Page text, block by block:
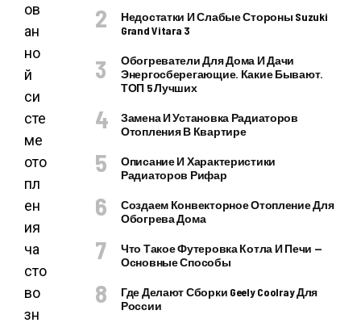
ов
ан
но
й
си
сте
ме
ото
пл
ен
ия
ча
сто
во
зн
Недостатки И Слабые Стороны Suzuki
Grand Vitara 3
Обогреватели Для Дома И Дачи
Энергосберегающие. Какие Бывают.
ТОП 5 Лучших
Замена И Установка Радиаторов
Отопления В Квартире
Описание И Характеристики
Радиаторов Рифар
Создаем Конвекторное Отопление Для
Обогрева Дома
Что Такое Футеровка Котла И Печи —
Основные Способы
Где Делают Сборки Geely Coolray Для
России